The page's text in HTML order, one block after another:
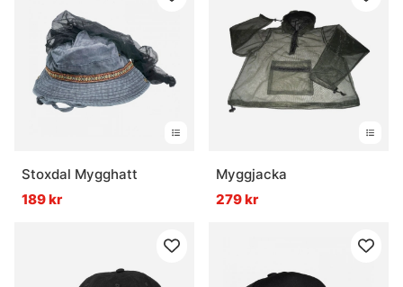
Vad är en mygghatt?
Vad är en mössa för fiske?
Stoxdal Mygghatt
189 kr
Myggjacka
279 kr